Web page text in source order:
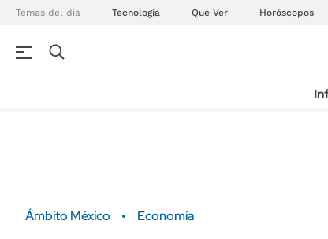
Temas del día Tecnología Qué Ver Horóscopos
Ámbito México Economía